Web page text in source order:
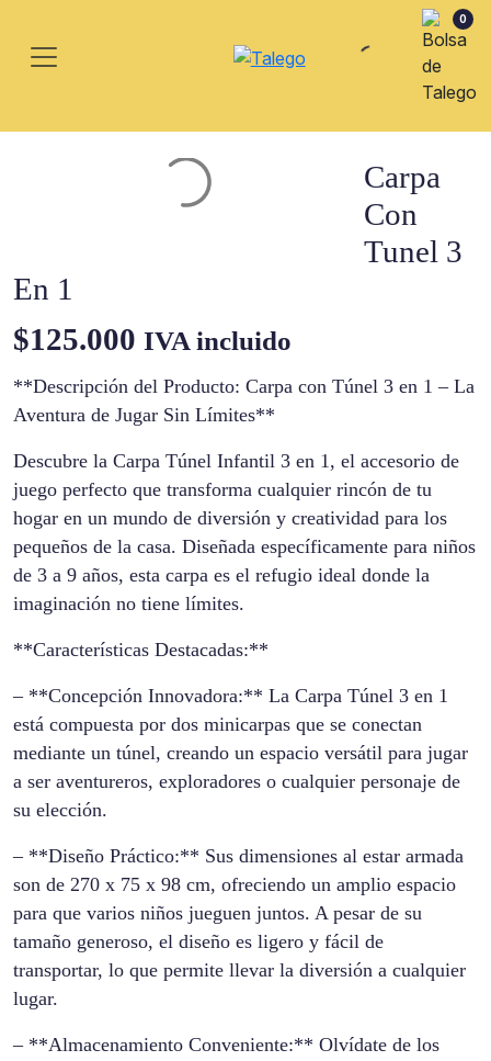
0
Carpa
Con
Tunel 3
En 1
$125.000 IVA incluido
**Descripción del Producto: Carpa con Túnel 3 en 1 – La
Aventura de Jugar Sin Límites**
Descubre la Carpa Túnel Infantil 3 en 1, el accesorio de
juego perfecto que transforma cualquier rincón de tu
hogar en un mundo de diversión y creatividad para los
pequeños de la casa. Diseñada específicamente para niños
de 3 a 9 años, esta carpa es el refugio ideal donde la
imaginación no tiene límites.
**Características Destacadas:**
– **Concepción Innovadora:** La Carpa Túnel 3 en 1
está compuesta por dos minicarpas que se conectan
mediante un túnel, creando un espacio versátil para jugar
a ser aventureros, exploradores o cualquier personaje de
su elección.
– **Diseño Práctico:** Sus dimensiones al estar armada
son de 270 x 75 x 98 cm, ofreciendo un amplio espacio
para que varios niños jueguen juntos. A pesar de su
tamaño generoso, el diseño es ligero y fácil de
transportar, lo que permite llevar la diversión a cualquier
lugar.
– **Almacenamiento Conveniente:** Olvídate de los